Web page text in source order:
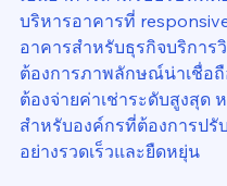
บริหารอาคารที่
อาคารสำหรับธุรกิจบริการ
ต้องการภาพลักษณ์น่าเชื่อถื
ต้องจ่ายค่าเช่าระดับสูงสุด
สำหรับองค์กรที่ต้องการปรั
อย่างรวดเร็วและยืดหยุ่น